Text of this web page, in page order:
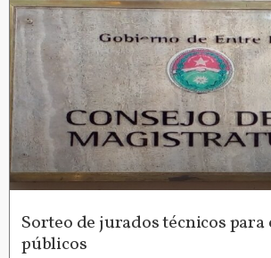
Sorteo de jurados técnicos para
públicos